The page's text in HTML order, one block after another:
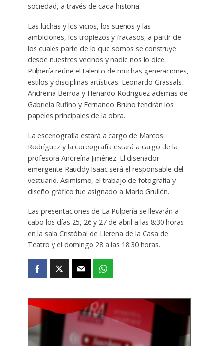
sociedad, a través de cada historia.
Las luchas y los vicios, los sueños y las
ambiciones, los tropiezos y fracasos, a partir de
los cuales parte de lo que somos se construye
desde nuestros vecinos y nadie nos lo dice.
Pulpería reúne el talento de muchas generaciones,
estilos y disciplinas artísticas. Leonardo Grassals,
Andreina Berroa y Henardo Rodríguez además de
Gabriela Rufino y Fernando Bruno tendrán los
papeles principales de la obra.
La escenografía estará a cargo de Marcos
Rodríguez y la coreografía estará a cargo de la
profesora Andreína Jiménez. El diseñador
emergente Rauddy Isaac será el responsable del
vestuario. Asimismo, el trabajo de fotografía y
diseño gráfico fue asignado a Mario Grullón.
Las presentaciones de La Pulpería se llevarán a
cabo los días 25, 26 y 27 de abril a las 8:30 horas
en la sala Cristóbal de Llerena de la Casa de
Teatro y el domingo 28 a las 18:30 horas.